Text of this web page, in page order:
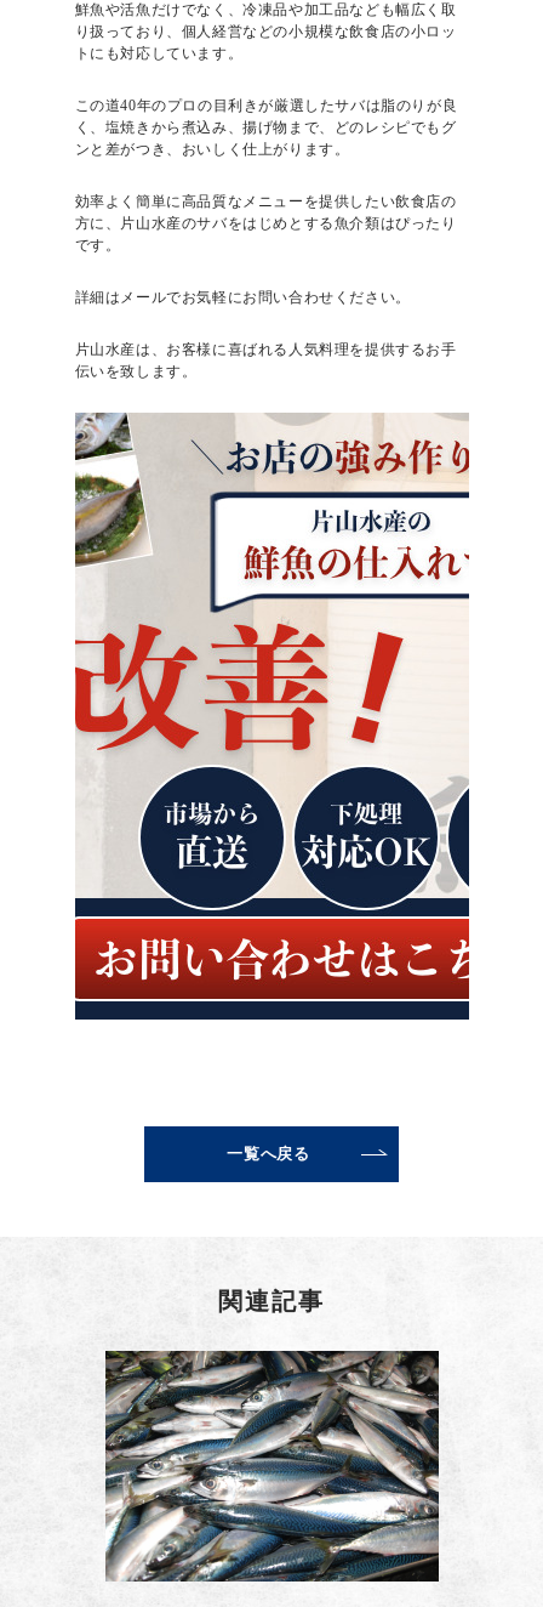
鮮魚や活魚だけでなく、冷凍品や加工品なども幅広く取
り扱っており、個人経営などの小規模な飲食店の小ロッ
トにも対応しています。
この道40年のプロの目利きが厳選したサバは脂のりが良
く、塩焼きから煮込み、揚げ物まで、どのレシピでもグ
ンと差がつき、おいしく仕上がります。
効率よく簡単に高品質なメニューを提供したい飲食店の
方に、片山水産のサバをはじめとする魚介類はぴったり
です。
詳細はメールでお気軽にお問い合わせください。
片山水産は、お客様に喜ばれる人気料理を提供するお手
伝いを致します。
一覧へ戻る
関連記事